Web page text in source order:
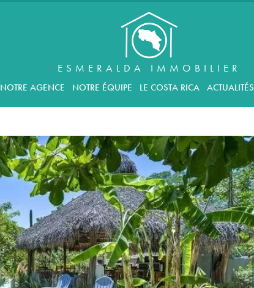
ESMERALDA IMMOBILIER
NOTRE AGENCE NOTRE ÉQUIPE LE COSTA RICA ACTUALITÉS